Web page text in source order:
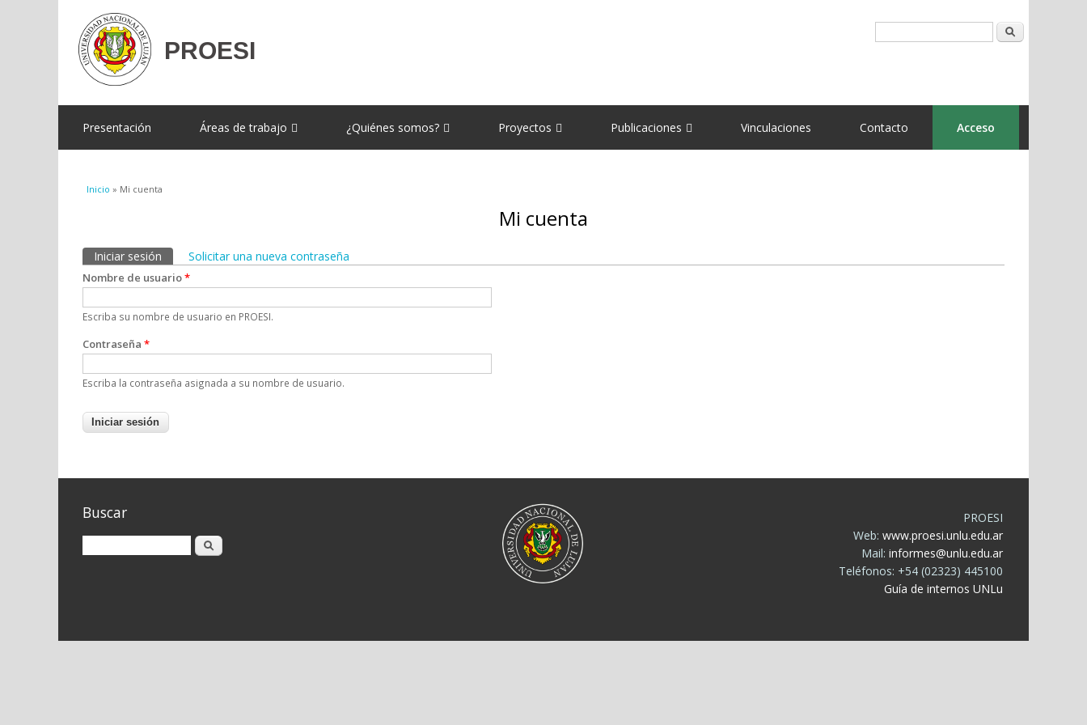
Presentación Áreas de trabajo ¿Quiénes somos? Proyectos Publicaciones Vinculaciones Contacto Acceso
Se encuentra usted aquí
Inicio » Mi cuenta
Mi cuenta
Solapas principales
Iniciar sesión (solapa activa)
Solicitar una nueva contraseña
Nombre de usuario*
Escriba su nombre de usuario en PROESI.
Contraseña *
Escriba la contraseña asignada a su nombre de usuario.
Buscar
Buscar
PROESI
Web: www.proesi.unlu.edu.ar
Mail: informes@unlu.edu.ar
Teléfonos: +54 (02323) 445100
Guía de internos UNLu